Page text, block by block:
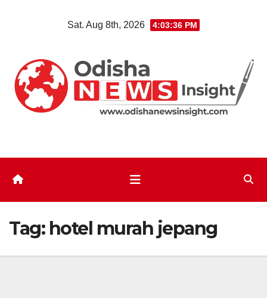
Sat. Aug 8th, 2026 4:03:37 PM
Tag: hotel murah jepang